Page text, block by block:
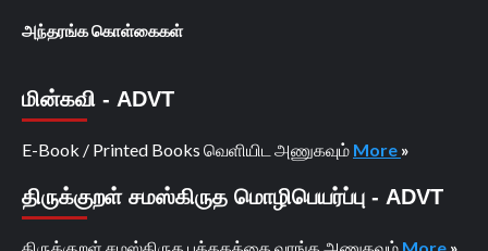
அந்தரங்க கொள்கைகள்
மின்கவி - ADVT
E-Book / Printed Books வெளியிட அணுகவும் More »
திருக்குறள் சமஸ்கிருத மொழிபெயர்ப்பு - ADVT
திருக்குறள் சமஸ்கிருத புத்தகத்தை வாங்க அணுகவும் More »